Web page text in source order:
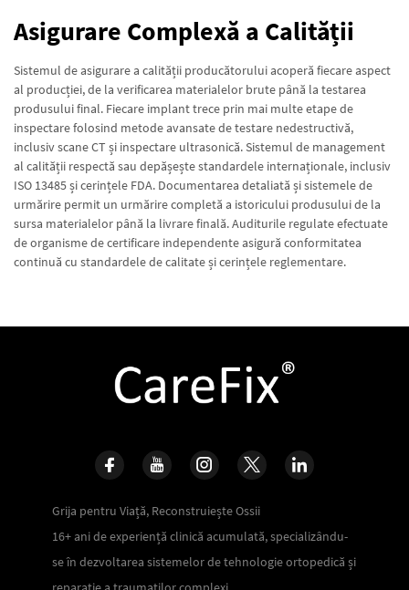
Asigurare Complexă a Calității
Sistemul de asigurare a calității producătorului acoperă fiecare aspect
al producției, de la verificarea materialelor brute până la testarea
produsului final. Fiecare implant trece prin mai multe etape de
inspectare folosind metode avansate de testare nedestructivă,
inclusiv scane CT și inspectare ultrasonică. Sistemul de management
al calității respectă sau depășește standardele internaționale, inclusiv
ISO 13485 și cerințele FDA. Documentarea detaliată și sistemele de
urmărire permit un urmărire completă a istoricului produsului de la
sursa materialelor până la livrare finală. Auditurile regulate efectuate
de organisme de certificare independente asigură conformitatea
continuă cu standardele de calitate și cerințele reglementare.
Grija pentru Viață, Reconstruiește Ossii
16+ ani de experiență clinică acumulată, specializându-
se în dezvoltarea sistemelor de tehnologie ortopedică și